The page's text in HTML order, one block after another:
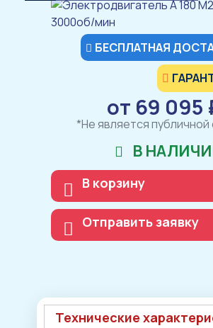
БЕСПЛАТНАЯ
от 69 095
*Не является
В
В корзину
Отправить заявку
Технические